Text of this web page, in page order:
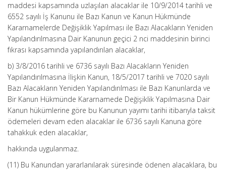
maddesi kapsamında uzlaşılan alacaklar ile 10/9/2014 tarihli ve
6552 sayılı İş Kanunu ile Bazı Kanun ve Kanun Hükmünde
Kararnamelerde Değişiklik Yapılması ile Bazı Alacakların Yeniden
Yapılandırılmasına Dair Kanunun geçici 2 nci maddesinin birinci
fıkrası kapsamında yapılandırılan alacaklar,
b) 3/8/2016 tarihli ve 6736 sayılı Bazı Alacakların Yeniden
Yapılandırılmasına İlişkin Kanun, 18/5/2017 tarihli ve 7020 sayılı
Bazı Alacakların Yeniden Yapılandırılması ile Bazı Kanunlarda ve
Bir Kanun Hükmünde Kararnamede Değişiklik Yapılmasına Dair
Kanun hükümlerine göre bu Kanunun yayımı tarihi itibarıyla taksit
ödemeleri devam eden alacaklar ile 6736 sayılı Kanuna göre
tahakkuk eden alacaklar,
hakkında uygulanmaz.
(11) Bu Kanundan yararlanılarak süresinde ödenen alacaklara, bu